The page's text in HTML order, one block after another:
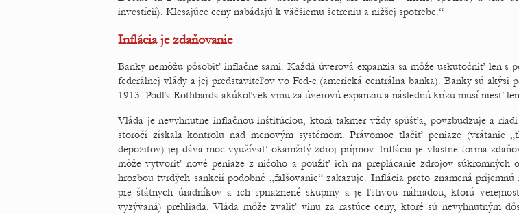
investícií). Klesajúce ceny nabádajú k väčšiemu šetreniu a nižšej spotrebe.“
Inflácia je zdaňovanie
Banky nemôžu pôsobiť inflačne sami. Každá úverová expanzia sa môže uskutočniť len s
federálnej vlády a jej predstaviteľov vo Fed-e (americká centrálna banka). Banky sú akýsi
1913. Podľa Rothbarda akúkoľvek vinu za úverovú expanziu a následnú krízu musí niesť
Vláda je nevyhnutne inflačnou inštitúciou, ktorá takmer vždy spúšťa, povzbudzuje a riadi
storočí získala kontrolu nad menovým systémom. Právomoc tlačiť peniaze (vrátanie
depozitov) jej dáva moc využívať okamžitý zdroj príjmov. Inflácia je vlastne forma
môže vytvoriť nové peniaze z ničoho a použiť ich na preplácanie zdrojov súkromných
hrozbou tvrdých sankcií podobné „falšovanie“ zakazuje. Inflácia preto znamená príjemnú
pre štátnych úradníkov a ich spriaznené skupiny a je ľstivou náhradou, ktorú
vyzývaná) prehliada. Vláda môže zvaliť vinu za rastúce ceny, ktoré sú nevyhnutným